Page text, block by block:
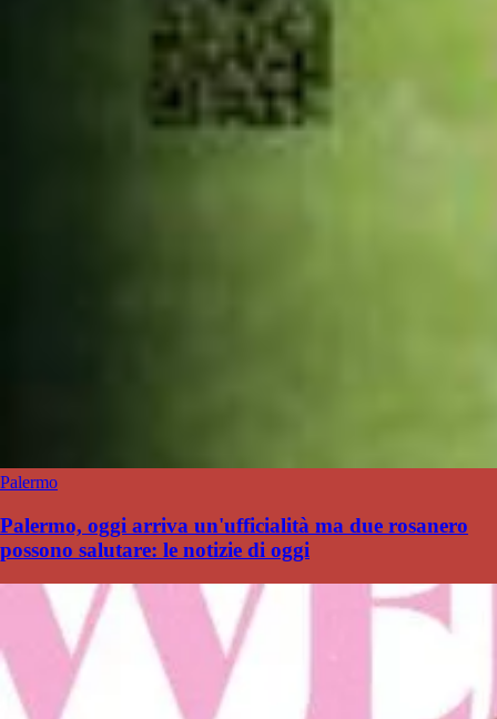
Palermo
Palermo, oggi arriva un'ufficialità ma due rosanero
possono salutare: le notizie di oggi